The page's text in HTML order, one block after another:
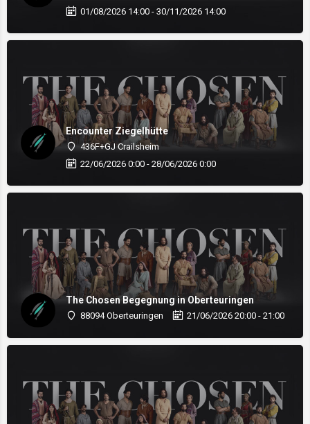
01/08/2026 14:00 - 30/11/2026 14:00
Encounter Ziegelhütte
436F+GJ Crailsheim
22/06/2026 0:00 - 28/06/2026 0:00
The Chosen Begegnung in Oberteuringen
88094 Oberteuringen 21/06/2026 20:00 - 21:00